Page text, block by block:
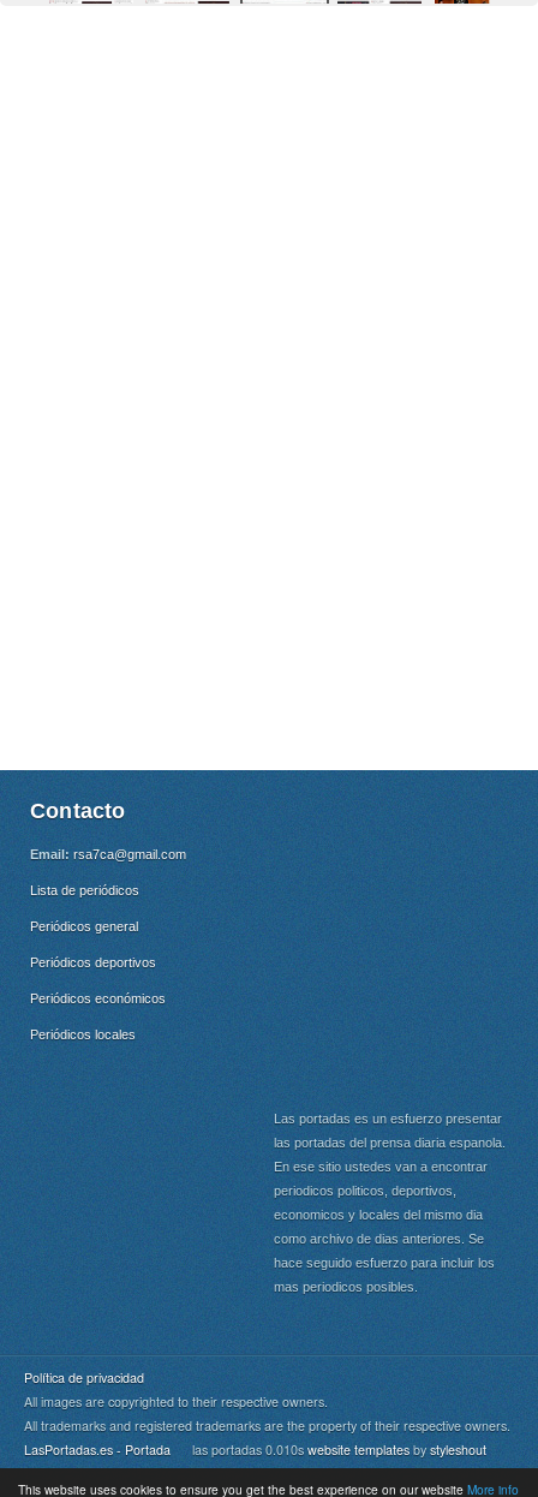
This website uses cookies to ensure you get the best experience on our website More info
Contacto
Email: rsa7ca@gmail.com
Lista de periódicos
Periódicos general
Periódicos deportivos
Periódicos económicos
Periódicos locales
Las portadas es un esfuerzo presentar
las portadas del prensa diaria espanola.
En ese sitio ustedes van a encontrar
periodicos politicos, deportivos,
economicos y locales del mismo dia
como archivo de dias anteriores. Se
hace seguido esfuerzo para incluir los
mas periodicos posibles.
Política de privacidad
All images are copyrighted to their respective owners.
All trademarks and registered trademarks are the property of their respective owners.
LasPortadas.es - Portada las portadas 0.010swebsite templates by styleshout